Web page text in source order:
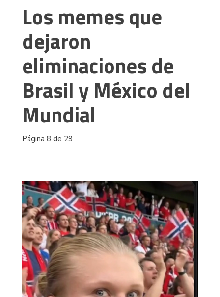
Los memes que
dejaron
eliminaciones de
Brasil y México del
Mundial
Página 8 de 29